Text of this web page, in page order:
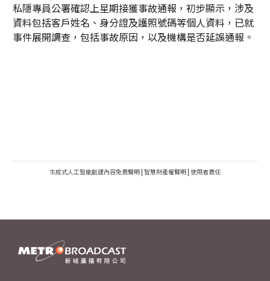
私隱專員公署確認上星期接獲事故通報，初步顯示，涉及
資料包括客戶姓名、身分證及護照號碼等個人資料，已就
事件展開調查，包括事故原因，以及機構是否延誤通報。
生成式人工智能創建內容免責聲明 | 智慧財產權聲明 | 使用者責任